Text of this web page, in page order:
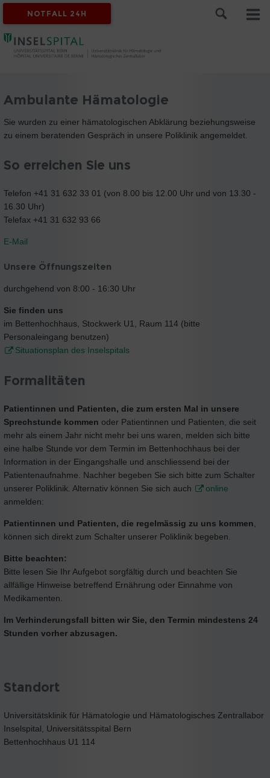
NOTFALL 24H
Ambulante Hämatologie
Sie wurden zu einer hämatologischen Abklärung beziehungsweise
zu einem beratenden Gespräch in unsere Poliklinik angemeldet.
So erreichen Sie uns
Telefon +41 31 632 33 01 (von 8.00 bis 12.00 Uhr und von 13.30 -
16.30 Uhr)
Telefax +41 31 632 93 66
E-Mail
Unsere Öffnungszeiten
durchgehend von 8:00 - 16:30 Uhr
Sie finden uns
im Bettenhochhaus, Stockwerk U1, Raum 114 (bitte
Personaleingang benutzen)
Situationsplan des Inselspitals
Formalitäten
Patientinnen und Patienten, die zum ersten Mal in unsere
Sprechstunde kommen oder Patientinnen und Patienten, die seit
mehr als einem Jahr nicht mehr bei uns waren, melden sich bitte
eine halbe Stunde vor dem Termin im Bettenhochhaus bei der
Information in der Eingangshalle und anschliessend bei der
Patientenaufnahme. Nachher begeben Sie sich bitte zum Schalter
unserer Poliklinik. Alternativ können Sie sich auch
online
anmelden:
Patientinnen und Patienten, die regelmässig zu uns kommen
können sich direkt zum Schalter unserer Poliklinik begeben.
Bitte beachten:
Bitte lesen Sie Ihr Aufgebot sorgfältig durch und beachten Sie
allfällige Hinweise betreffend Ernährung oder Einnahme von
Medikamenten.
Im Verhinderungsfall bitten wir Sie, den Termin mindestens 24
Stunden vorher abzusagen.
Standort
Universitätsklinik für Hämatologie und Hämatologisches Zentrallabor
Inselspital, Universitätsspital Bern
Bettenhochhaus U1 114